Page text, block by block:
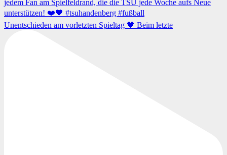
Unentschieden am vorletzten Spieltag 🖤 Beim letzte